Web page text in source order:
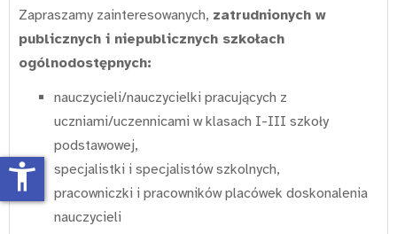
Zapraszamy zainteresowanych, zatrudnionych w
publicznych i niepublicznych szkołach
ogólnodostępnych:
nauczycieli/nauczycielki pracujących z
uczniami/uczennicami w klasach I-III szkoły
podstawowej,
specjalistki i specjalistów szkolnych,
pracowniczki i pracowników placówek doskonalenia
nauczycieli
accessibility_new